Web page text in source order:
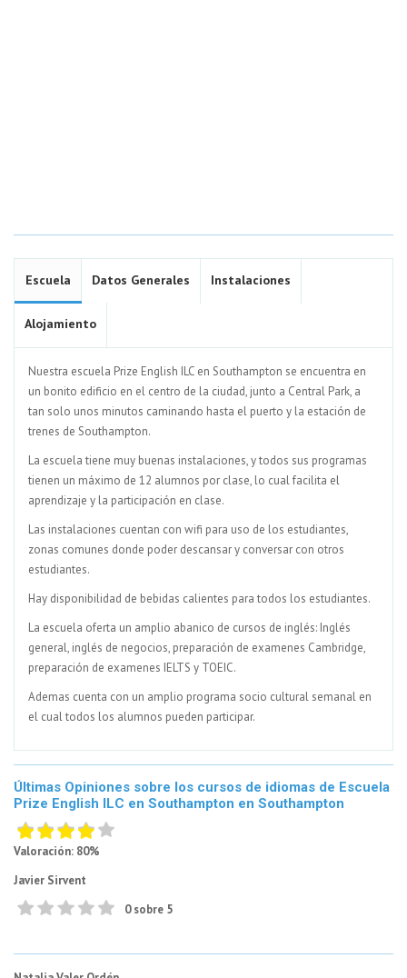
Escuela Datos Generales Instalaciones
Alojamiento
Nuestra escuela Prize English ILC en Southampton se encuentra en
un bonito edificio en el centro de la ciudad, junto a Central Park, a
tan solo unos minutos caminando hasta el puerto y la estación de
trenes de Southampton.
La escuela tiene muy buenas instalaciones, y todos sus programas
tienen un máximo de 12 alumnos por clase, lo cual facilita el
aprendizaje y la participación en clase.
Las instalaciones cuentan con wifi para uso de los estudiantes,
zonas comunes donde poder descansar y conversar con otros
estudiantes.
Hay disponibilidad de bebidas calientes para todos los estudiantes.
La escuela oferta un amplio abanico de cursos de inglés: Inglés
general, inglés de negocios, preparación de examenes Cambridge,
preparación de examenes IELTS y TOEIC.
Ademas cuenta con un amplio programa socio cultural semanal en
el cual todos los alumnos pueden participar.
Últimas Opiniones sobre los cursos de idiomas de Escuela
Prize English ILC en Southampton en Southampton
Valoración: 80%
Javier Sirvent
0 sobre 5